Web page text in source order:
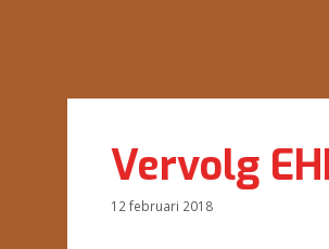
Vervolg
12 februari 2018